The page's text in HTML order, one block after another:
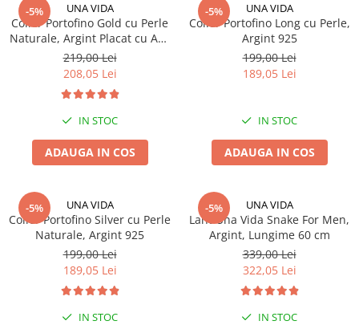
-5% UNA VIDA
Colier Portofino Gold cu Perle
Naturale, Argint Placat cu Aur
18k
219,00 Lei
208,05 Lei
IN STOC
ADAUGA IN COS
-5% UNA VIDA
Colier Portofino Long cu Perle,
Argint 925
199,00 Lei
189,05 Lei
IN STOC
ADAUGA IN COS
-5% UNA VIDA
Colier Portofino Silver cu Perle
Naturale, Argint 925
199,00 Lei
189,05 Lei
IN STOC
-5% UNA VIDA
Lant Una Vida Snake For Men,
Argint, Lungime 60 cm
339,00 Lei
322,05 Lei
IN STOC